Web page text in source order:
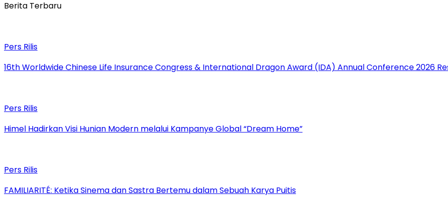
Berita Terbaru
Pers Rilis
16th Worldwide Chinese Life Insurance Congress & International Dragon Award (IDA) Annual Conference 2026
Pers Rilis
Himel Hadirkan Visi Hunian Modern melalui Kampanye Global “Dream Home”
Pers Rilis
FAMILIARITÉ: Ketika Sinema dan Sastra Bertemu dalam Sebuah Karya Puitis